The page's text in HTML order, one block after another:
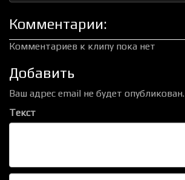
Комментарии:
Комментариев к клипу пока нет
Добавить
Ваш адрес email не будет опубликован.
Текст